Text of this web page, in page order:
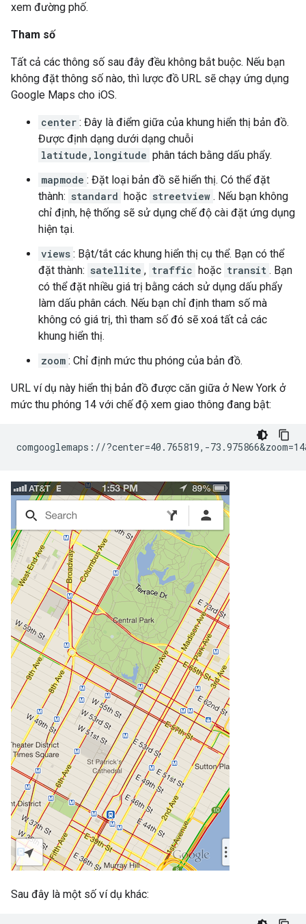
xem đường phố.
Tham số
Tất cả các thông số sau đây đều không bắt buộc. Nếu bạn
không đặt thông số nào, thì lược đồ URL sẽ chạy ứng dụng
Google Maps cho iOS.
center : Đây là điểm giữa của khung hiển thị bản đồ.
Được định dạng dưới dạng chuỗi
latitude,longitude phân tách bằng dấu phẩy.
mapmode : Đặt loại bản đồ sẽ hiển thị. Có thể đặt
thành: standard hoặc streetview . Nếu bạn không
chỉ định, hệ thống sẽ sử dụng chế độ cài đặt ứng dụng
hiện tại.
views : Bật/tắt các khung hiển thị cụ thể. Bạn có thể
đặt thành: satellite , traffic hoặc transit . Bạn
có thể đặt nhiều giá trị bằng cách sử dụng dấu phẩy
làm dấu phân cách. Nếu bạn chỉ định tham số mà
không có giá trị, thì tham số đó sẽ xoá tất cả các
khung hiển thị.
zoom : Chỉ định mức thu phóng của bản đồ.
URL ví dụ này hiển thị bản đồ được căn giữa ở New York ở
mức thu phóng 14 với chế độ xem giao thông đang bật:
Sau đây là một số ví dụ khác: